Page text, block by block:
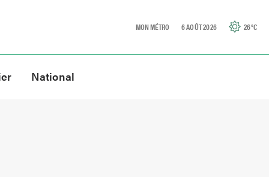
MON MÉTRO 6 AOÛT 2026 26°C
National